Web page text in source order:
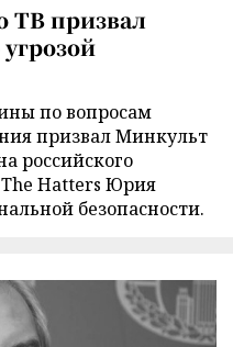
ТВ призвал
по вопросам
призвал Минкульт
российского
Hatters Юрия
безопасности.